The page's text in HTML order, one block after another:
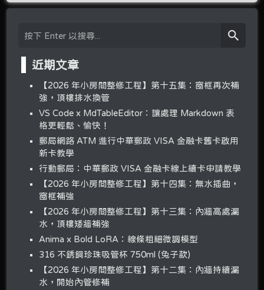
近期文章
【2026 年小房間整修工程】第十五集：窗框再次補
強，頂樓排水換管
VS Code x MdTableEditor：讓處理 Markdown 表
格更輕鬆、愉快！
郵局網路 ATM 進行中華郵政 VISA 金融卡舊卡啟用
新卡教學
行動郵局：中華郵政 VISA 金融卡線上續卡申請教學
【2026 年小房間整修工程】第十四集：無水插曲，
窗框補強
【2026 年小房間整修工程】第十三集：內牆高處漏
水，頂樓矮牆補強
Anima x Bold LoRA：線條粗細微調模型
316 不銹鋼珍珠吸管杯 750ml (兔子款)
【2026 年小房間整修工程】第十二集：內牆持續漏
水，開始內管修補